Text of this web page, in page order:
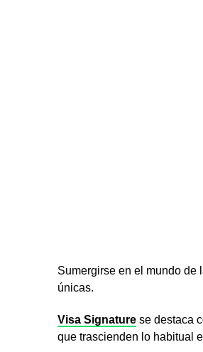
Sumergirse en el mundo de
únicas.
Visa Signature se destaca
que trascienden lo habitual